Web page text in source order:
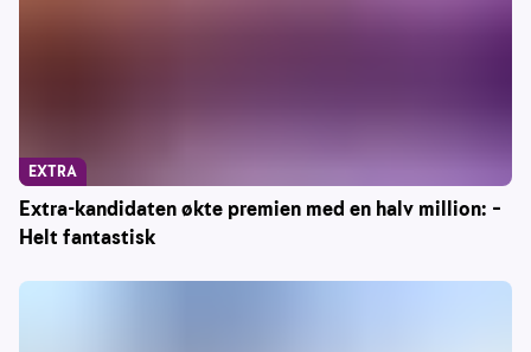
Extra-kandidaten økte premien med en halv million: –
Helt fantastisk
EXTRA